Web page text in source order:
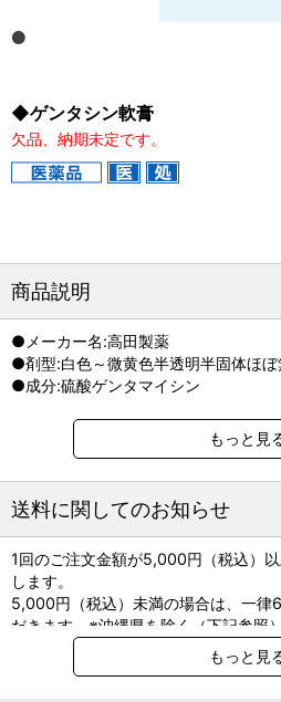
◆ゲンタシン軟膏
欠品、納期未定です。
商品説明
●メーカー名:高田製薬
●剤型:白色～微黄色半透明半固体ほぼ
●成分:硫酸ゲンタマイシン
もっと見
送料に関してのお知らせ
1回のご注文金額が5,000円（税込）
します。
5,000円（税込）未満の場合は、一律
だきます。※沖縄県を除く（下記参照）
※2017年11月14日（火）より沖縄県
回のご注文金額（税込）が、30,000
もっと見